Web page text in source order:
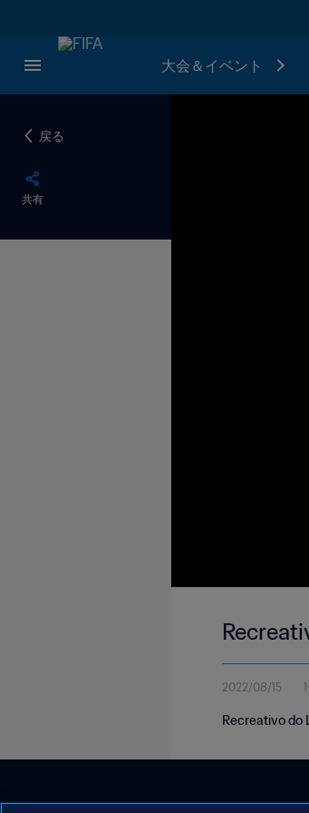
大会＆イベント
戻る
共有
2022/08/15
Recreativo do